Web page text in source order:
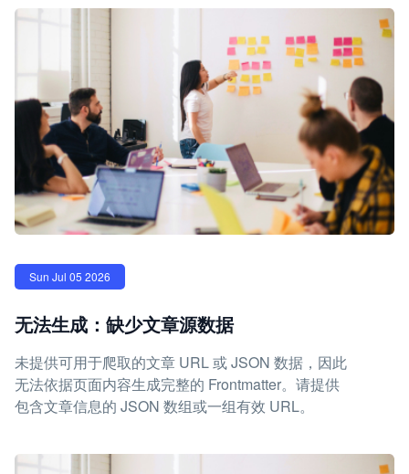
Sun Jul 05 2026
无法生成：缺少文章源数据
未提供可用于爬取的文章 URL 或 JSON 数据，因此
无法依据页面内容生成完整的 Frontmatter。请提供
包含文章信息的 JSON 数组或一组有效 URL。